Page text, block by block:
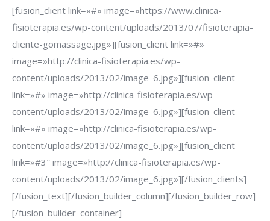
[fusion_client link=»#» image=»https://www.clinica-
fisioterapia.es/wp-content/uploads/2013/07/fisioterapia-
cliente-gomassage.jpg»][fusion_client link=»#»
image=»http://clinica-fisioterapia.es/wp-
content/uploads/2013/02/image_6.jpg»][fusion_client
link=»#» image=»http://clinica-fisioterapia.es/wp-
content/uploads/2013/02/image_6.jpg»][fusion_client
link=»#» image=»http://clinica-fisioterapia.es/wp-
content/uploads/2013/02/image_6.jpg»][fusion_client
link=»#3″ image=»http://clinica-fisioterapia.es/wp-
content/uploads/2013/02/image_6.jpg»][/fusion_clients]
[/fusion_text][/fusion_builder_column][/fusion_builder_row]
[/fusion_builder_container]